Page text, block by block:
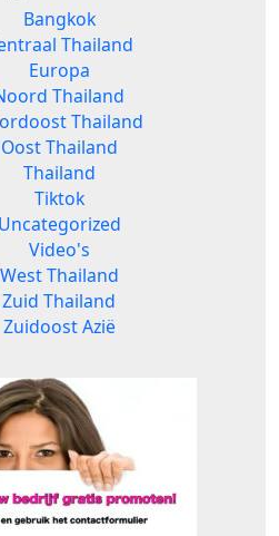
Bangkok
Thailand
Europa
Thailand
Thailand
Oost Thailand
Thailand
Tiktok
Uncategorized
Video's
West Thailand
Zuid Thailand
Zuidoost Azië